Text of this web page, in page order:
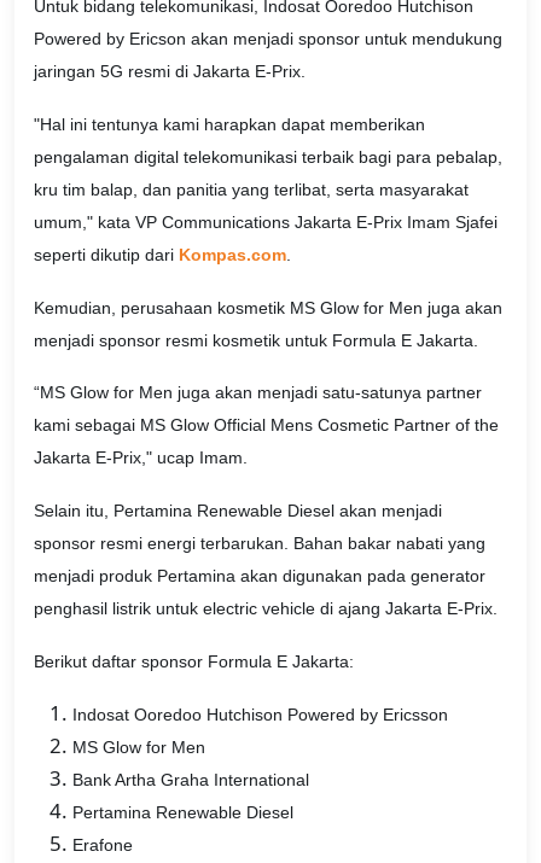
Untuk bidang telekomunikasi, Indosat Ooredoo Hutchison
Powered by Ericson akan menjadi sponsor untuk mendukung
jaringan 5G resmi di Jakarta E-Prix.
"Hal ini tentunya kami harapkan dapat memberikan
pengalaman digital telekomunikasi terbaik bagi para pebalap,
kru tim balap, dan panitia yang terlibat, serta masyarakat
umum," kata VP Communications Jakarta E-Prix Imam Sjafei
seperti dikutip dari Kompas.com
Kemudian, perusahaan kosmetik MS Glow for Men juga akan
menjadi sponsor resmi kosmetik untuk Formula E Jakarta.
“MS Glow for Men juga akan menjadi satu-satunya partner
kami sebagai MS Glow Official Mens Cosmetic Partner of the
Jakarta E-Prix," ucap Imam.
Selain itu, Pertamina Renewable Diesel akan menjadi
sponsor resmi energi terbarukan. Bahan bakar nabati yang
menjadi produk Pertamina akan digunakan pada generator
penghasil listrik untuk electric vehicle di ajang Jakarta E-Prix.
Berikut daftar sponsor Formula E Jakarta:
Indosat Ooredoo Hutchison Powered by Ericsson
MS Glow for Men
Bank Artha Graha International
Pertamina Renewable Diesel
Erafone